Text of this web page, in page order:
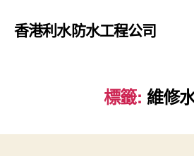
香港利水防水工程公司
標籤: 維修